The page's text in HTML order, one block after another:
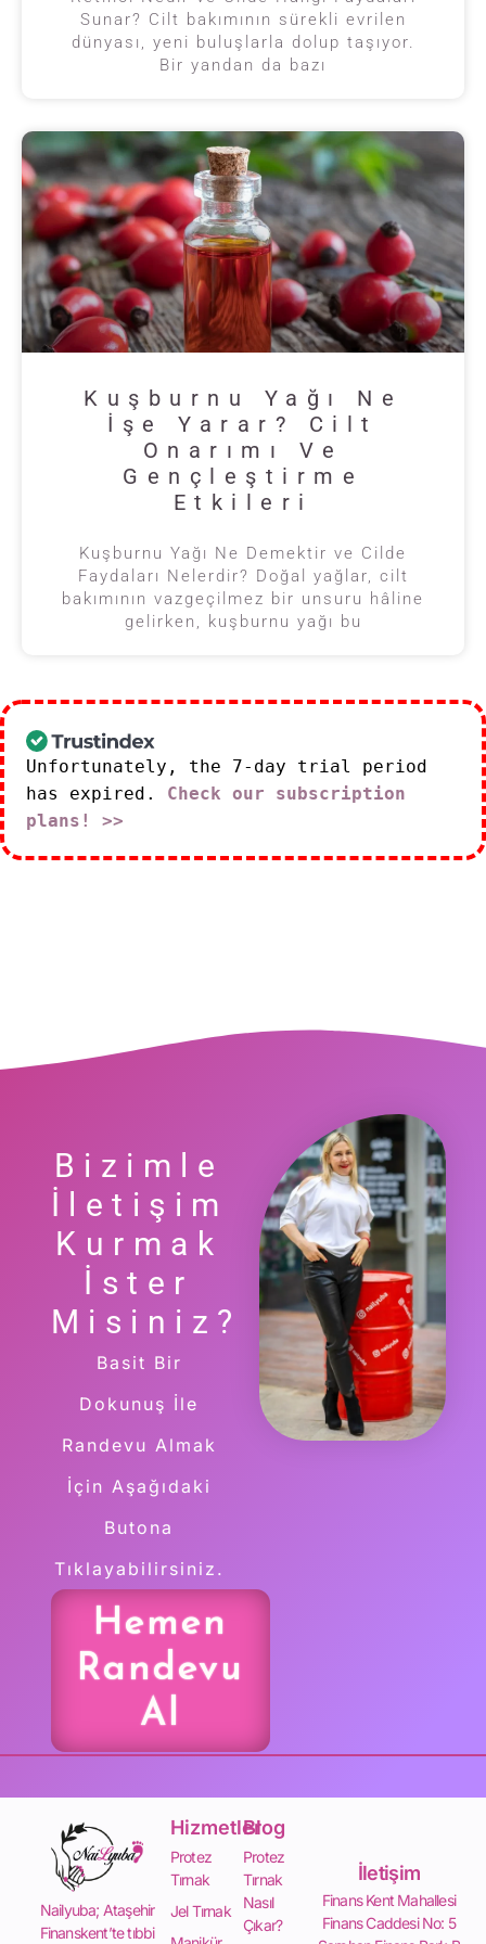
Sunar? Cilt bakımının sürekli evrilen
dünyası, yeni buluşlarla dolup taşıyor.
Bir yandan da bazı
Kuşburnu Yağı Ne
İşe Yarar? Cilt
Onarımı Ve
Gençleştirme
Etkileri
Kuşburnu Yağı Ne Demektir ve Cilde
Faydaları Nelerdir? Doğal yağlar, cilt
bakımının vazgeçilmez bir unsuru hâline
gelirken, kuşburnu yağı bu
Unfortunately, the 7-day trial period
has expired. Check our subscription
plans! >>
Bizimle
İletişim
Kurmak
İster
Misiniz?
Basit Bir
Dokunuş İle
Randevu Almak
İçin Aşağıdaki
Butona
Tıklayabilirsiniz.
Hemen
Randevu
Al
Nailyuba; Ataşehir
Finanskent’te tıbbi
Hizmetler
Protez
Tırnak
Jel Tırnak
Blog
Protez
Tırnak
Nasıl
Çıkar?
İletişim
Finans Kent Mahallesi
Finans Caddesi No: 5